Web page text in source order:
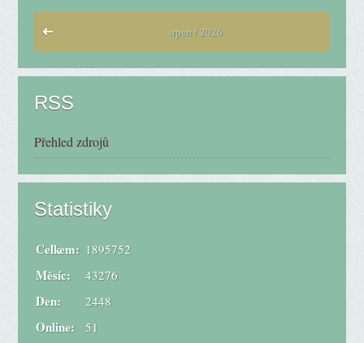
srpen / 2026
RSS
Přehled zdrojů
Statistiky
Online: 51
Celkem: 1895752
Měsíc: 43276
Den: 2448